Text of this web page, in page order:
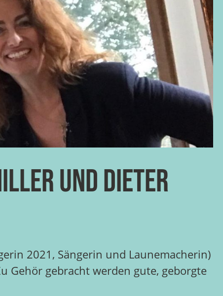
und Dieter
2021, Sängerin und Launemacherin)
Gehör gebracht werden gute, geborgte